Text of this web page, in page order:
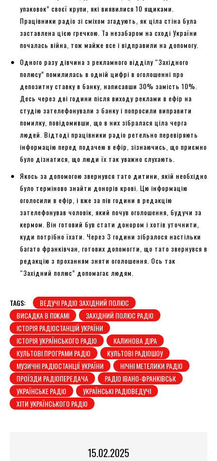
упаковок” своєї крупи, які виявилися 10 ящиками.
Працівники радіо зі сміхом згадують, як ціла стіна була
заставлена цією гречкою. Та незабаром на сході України
почалась війна, тож майже все і відправили на допомогу.
Одного разу дівчина з рекламного відділу “Західного
полюсу” помилилась в одній цифрі в оголошенні про
депозитну ставку в банку, написавши 30% замість 10%.
Десь через дві години після виходу реклами в ефір на
студію зателефонували з банку і попросили виправити
помилку, повідомивши, що в них зібралася ціла черга
людей. Відтоді працівники радіо ретельно перевіряють
інформацію перед подачею в ефір, зізнаючись, що приємно
було дізнатися, що люди їх так уважно слухають.
Якось за допомогою звернувся тато дитини, якій необхідно
було терміново знайти донорів крові. Цю інформацію
оголосили в ефір, і вже за пів години в редакцію
зателефонував чоловік, який почув оголошення, будучи за
кермом. Він готовий був стати донором і хотів уточнити,
куди потрібно їхати. Через 3 години зібралося настільки
багато франківчан, готових допомогти, що тато звернувся в
редакцію з проханням зняти оголошення. Ось так
“Західний полюс” допомагає людям.
TAGS:
ВЕДУЧІ РАДІО ЗАХІДНИЙ ПОЛЮС
ВИСАДКА В ПІЖАМІ
ЗАХІДНИЙ ПОЛЮС РАДІО
ІСТОРІЯ РАДІОСТАНЦІЙ УКРАЇНИ
ІСТОРІЯ УКРАЇНСЬКОГО РАДІО
КАЛИНОВА ДІРА
КУЛЬТОВІ ПРОГРАМИ РАДІО
КУЛЬТОВІ РАДІОШОУ
МУЗИЧНІ РАДІОСТАНЦІЇ УКРАЇНИ
НІЧНІ МЕТЕЛИКИ РАДІО
ПРОЇЗДИ РАДІОПЕРЕДАЧА
РАДІО ІВАНО-ФРАНКІВСЬК
УКРАЇНСЬКЕ РАДІО
УКРАЇНСЬКІ РАДІОВЕДУЧІ
ХІТИ УКРАЇНСЬКОГО РАДІО
15.02.2025